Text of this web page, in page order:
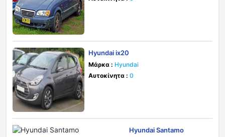
Hyundai ix20
Μάρκα : Hyundai
Αυτοκίνητα : 0
Hyundai Santamo